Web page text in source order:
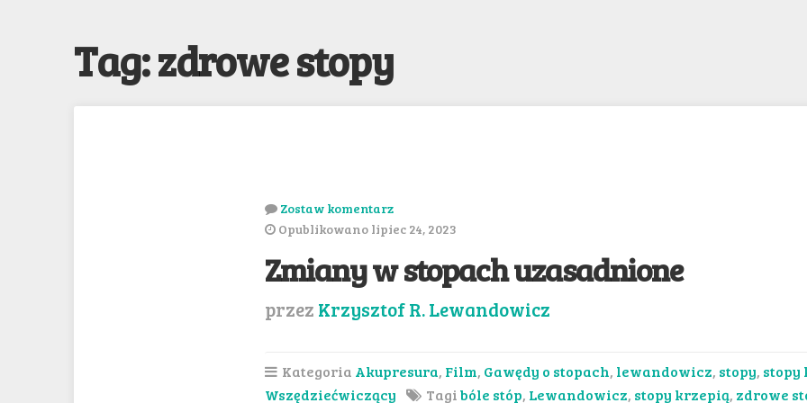
Tag: zdrowe stopy
Zostaw komentarz
Opublikowano lipiec 24, 2023
Zmiany w stopach uzasadnione
przez Krzysztof R. Lewandowicz
Kategoria Akupresura, Film, Gawędy o stopach, lewandowicz, stopy, stopy
Wszędziećwiczący
Tagibóle stóp, Lewandowicz, stopy krzepią, zdrowe